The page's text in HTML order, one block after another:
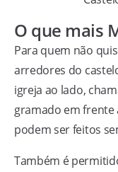
O que mais
Para quem não
arredores do
igreja ao lado,
gramado em frente
podem ser feitos
Também é